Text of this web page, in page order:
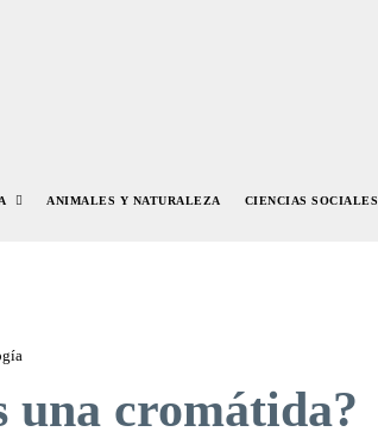
ANIMALES Y NATURALEZA CIENCIAS SOCIALES
una cromátida?